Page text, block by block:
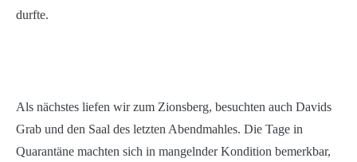
durfte.
Als nächstes liefen wir zum Zionsberg, besuchten auch Davids
Grab und den Saal des letzten Abendmahles. Die Tage in
Quarantäne machten sich in mangelnder Kondition bemerkbar,